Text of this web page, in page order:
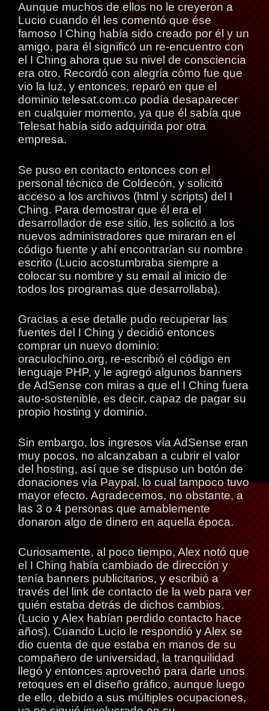
Aunque muchos de ellos no le creyeron a
Lucio cuando él les comentó que ése
famoso I Ching había sido creado por él y un
amigo, para él significó un re-encuentro con
el I Ching ahora que su nivel de consciencia
era otro. Recordó con alegría cómo fue que
vio la luz, y entonces, reparó en que el
dominio telesat.com.co podía desaparecer
en cualquier momento, ya que él sabía que
Telesat había sido adquirida por otra
empresa.
Se puso en contacto entonces con el
personal técnico de Coldecón, y solicitó
acceso a los archivos (html y scripts) del I
Ching. Para demostrar que él era el
desarrollador de ese sitio, les solicitó a los
nuevos administradores que miraran en el
código fuente y ahí encontrarían su nombre
escrito (Lucio acostumbraba siempre a
colocar su nombre y su email al inicio de
todos los programas que desarrollaba).
Gracias a ese detalle pudo recuperar las
fuentes del I Ching y decidió entonces
comprar un nuevo dominio:
oraculochino.org, re-escribió el código en
lenguaje PHP, y le agregó algunos banners
de AdSense con miras a que el I Ching fuera
auto-sostenible, es decir, capaz de pagar su
propio hosting y dominio.
Sin embargo, los ingresos vía AdSense eran
muy pocos, no alcanzaban a cubrir el valor
del hosting, así que se dispuso un botón de
donaciones vía Paypal, lo cual tampoco tuvo
mayor efecto. Agradecemos, no obstante, a
las 3 o 4 personas que amablemente
donaron algo de dinero en aquella época.
Curiosamente, al poco tiempo, Alex notó que
el I Ching había cambiado de dirección y
tenía banners publicitarios, y escribió a
través del link de contacto de la web para ver
quién estaba detrás de dichos cambios.
(Lucio y Alex habían perdido contacto hace
años). Cuando Lucio le respondió y Alex se
dio cuenta de que estaba en manos de su
compañero de universidad, la tranquilidad
llegó y entonces aprovechó para darle unos
retoques en el diseño gráfico, aunque luego
de ello, debido a sus múltiples ocupaciones,